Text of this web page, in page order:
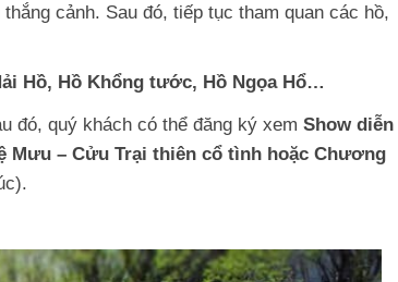
cảnh. Sau đó, tiếp tục tham quan các hồ,
Hồ, Hồ Khổng tước, Hồ Ngọa Hổ…
đó, quý khách có thể đăng ký xem Show diễn
Mưu – Cửu Trại thiên cổ tình hoặc Chương